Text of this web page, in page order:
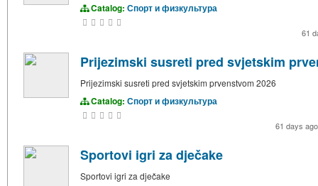
Catalog: Спорт и физкультура
61
Prijezimski susreti pred svjetskim
Prijezimski susreti pred svjetskim prvenstvom 2026
Catalog: Спорт и физкультура
61 days
Sportovi igri za dječake
Sportovi igri za dječake